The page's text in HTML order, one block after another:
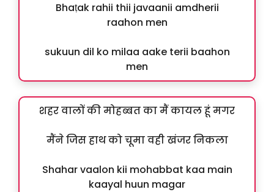
Bhaṭak rahii thii javaanii amdherii
raahon men
sukuun dil ko milaa aake terii baahon
men
शहर वालों की मोहब्बत का मैं कायल हूं मगर
मैंने जिस हाथ को चूमा वही खंजर निकला
Shahar vaalon kii mohabbat kaa main
kaayal huun magar